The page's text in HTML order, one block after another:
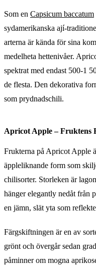
Som en Capsicum baccatum
sydamerikanska ají-
arterna är kända för sina
medelheta hettenivåer.
spektrat med endast 500-1
de flesta. Den dekorativa
som prydnadschili.
Apricot Apple – Fruktens
Frukterna på Apricot Apple
äppleliknande form som
chilisorter. Storleken är
hänger elegantly nedåt från
en jämn, slät yta som
Färgskiftningen är en av
grönt och övergår sedan
påminner om mogna